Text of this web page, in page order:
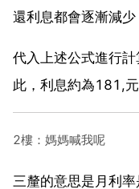
還利息都會逐漸減少
代入上述公式進行
此，利息約為181,元
2樓：媽媽喊我呢
三釐的意思是月利